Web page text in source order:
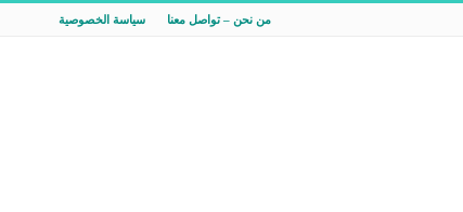
من نحن – تواصل معنا سياسة الخصوصية